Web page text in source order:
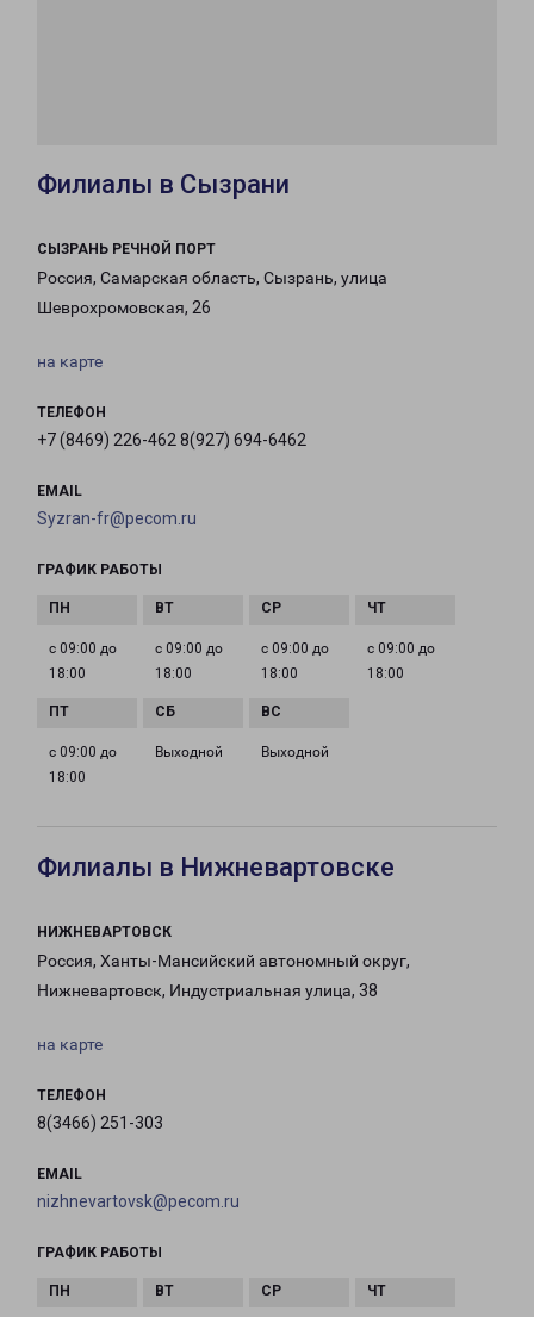
Филиалы в Сызрани
СЫЗРАНЬ РЕЧНОЙ ПОРТ
Россия, Самарская область, Сызрань, улица
Шеврохромовская, 26
на карте
ТЕЛЕФОН
+7 (8469) 226-462 8(927) 694-6462
EMAIL
Syzran-fr@pecom.ru
ГРАФИК РАБОТЫ
с 09:00 до
18:00
с 09:00 до
18:00
с 09:00 до
18:00
с 09:00 до
18:00
с 09:00 до
18:00
Выходной Выходной
Филиалы в Нижневартовске
НИЖНЕВАРТОВСК
Россия, Ханты-Мансийский автономный округ,
Нижневартовск, Индустриальная улица, 38
на карте
ТЕЛЕФОН
8(3466) 251-303
EMAIL
nizhnevartovsk@pecom.ru
ГРАФИК РАБОТЫ